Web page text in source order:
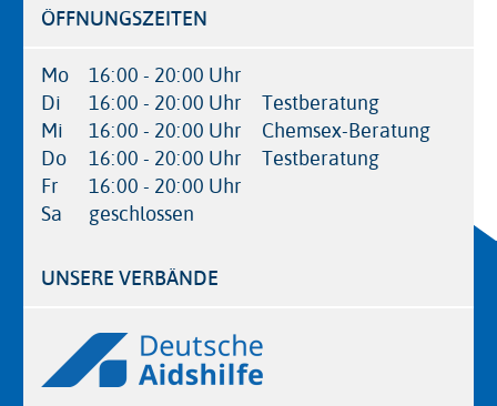
ÖFFNUNGSZEITEN
Mo
16:00 - 20:00 Uhr
Di
16:00 - 20:00 Uhr
Testberatung
Mi
16:00 - 20:00 Uhr
Chemsex-Beratung
Do
16:00 - 20:00 Uhr
Testberatung
Fr
16:00 - 20:00 Uhr
Sa
geschlossen
UNSERE VERBÄNDE
Logos